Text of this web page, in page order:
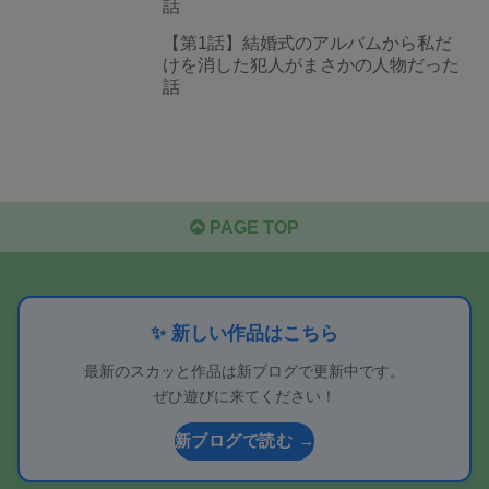
話
【第1話】結婚式のアルバムから私だ
けを消した犯人がまさかの人物だった
話
PAGE TOP
✨ 新しい作品はこちら
最新のスカッと作品は新ブログで更新中です。
ぜひ遊びに来てください！
新ブログで読む →